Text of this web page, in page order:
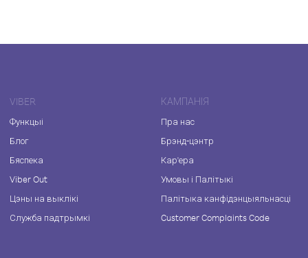
VIBER
Функцыі
Блог
Бяспека
Viber Out
Цэны на выклікі
Служба падтрымкі
КАМПАНІЯ
Пра нас
Брэнд-цэнтр
Кар'ера
Умовы і Палітыкі
Палітыка канфідэнцыяльнасці
Customer Complaints Code